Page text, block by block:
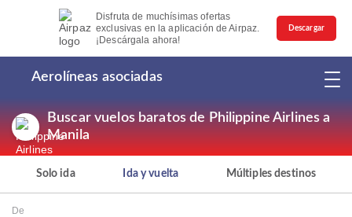
Disfruta de muchísimas ofertas
exclusivas en la aplicación de Airpaz.
¡Descárgala ahora!
Descargar
Aerolíneas asociadas
Buscar vuelos baratos de Philippine Airlines a
Manila
Solo ida Ida y vuelta Múltiples destinos
De